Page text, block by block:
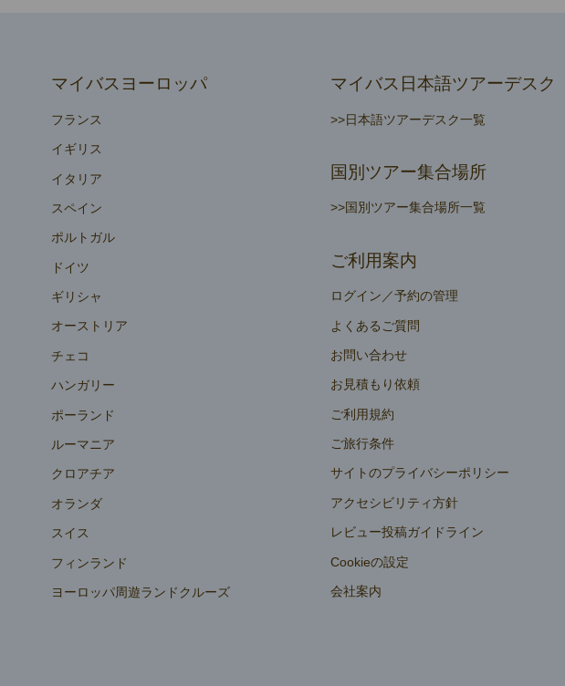
マイバスヨーロッパ
フランス
イギリス
イタリア
スペイン
ポルトガル
ドイツ
ギリシャ
オーストリア
チェコ
ハンガリー
ポーランド
ルーマニア
クロアチア
オランダ
スイス
フィンランド
ヨーロッパ周遊ランドクルーズ
マイバス日本語ツアーデスク
>>日本語ツアーデスク一覧
国別ツアー集合場所
>>国別ツアー集合場所一覧
ご利用案内
ログイン／予約の管理
よくあるご質問
お問い合わせ
お見積もり依頼
ご利用規約
ご旅行条件
サイトのプライバシーポリシー
アクセシビリティ方針
レビュー投稿ガイドライン
Cookieの設定
会社案内